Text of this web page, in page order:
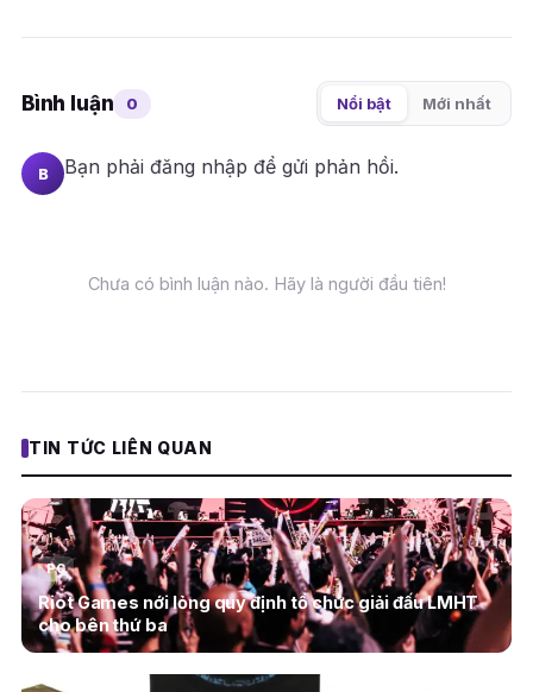
Bình luận 0 Nổi bật Mới nhất
B Bạn phải đăng nhập để gửi phản hồi.
Chưa có bình luận nào. Hãy là người đầu tiên!
TIN TỨC LIÊN QUAN
PC
Riot Games nới lỏng quy định tổ chức giải đấu LMHT
cho bên thứ ba